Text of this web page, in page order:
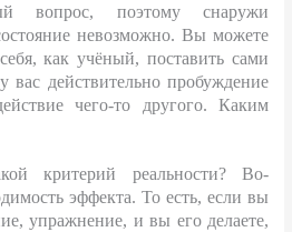
вопрос, поэтому снаружи
невозможно. Вы можете
как учёный, поставить сами
вас действительно пробуждение
чего-то другого. Каким
критерий реальности? Во-
эффекта. То есть, если вы
упражнение, и вы его делаете,